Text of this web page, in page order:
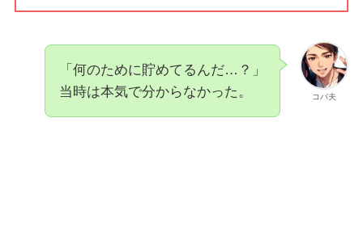
コバ夫
「何のために貯めてるんだ…？」
当時は本気で分からなかった。